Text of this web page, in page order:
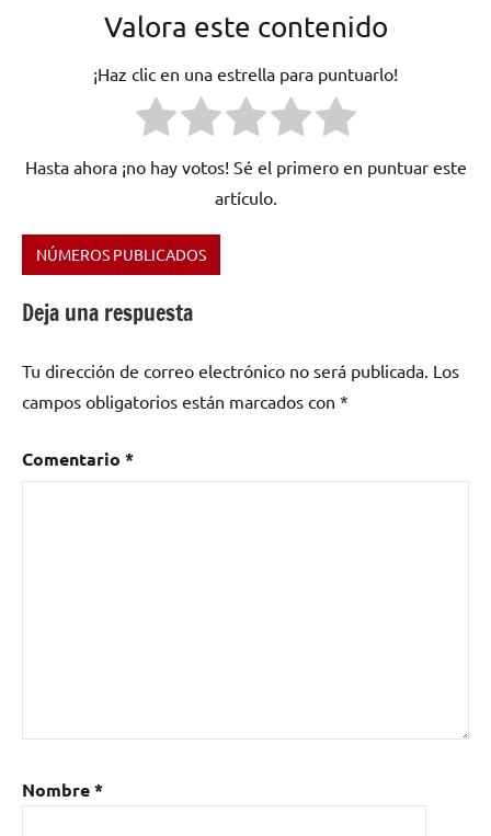
Valora este contenido
¡Haz clic en una estrella para puntuarlo!
Hasta ahora ¡no hay votos! Sé el primero en puntuar este
artículo.
Etiquetado
Aloud
bosstown
sound,
of
ORPHANED
Peninsulares
NÚMEROS PUBLICADOS
Deja una respuesta
Tu dirección de correo electrónico no será publicada. Los
campos obligatorios están marcados con *
Comentario *
Nombre*